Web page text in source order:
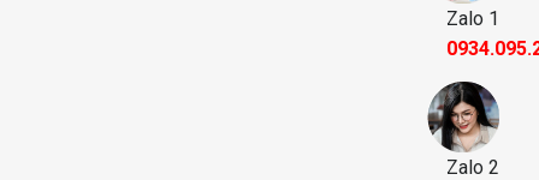
Zalo 1
Zalo 2